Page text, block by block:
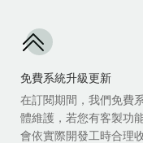
免費系統升級更新
在訂閱期間，我們免費
體維護，若您有客製功
會依實際開發工時合理收